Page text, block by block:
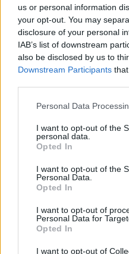
us or personal information
your opt-out. You may
disclosure of your personal
IAB’s list of downstream
also be disclosed by us to
Downstream Participants
Please note that this
not limited to your visit or
grant or deny consent to
use your data for below
consent section.
Personal Data
I want to opt-out of the
personal data.
Opted In
I want to opt-out of the
Personal Data.
Opted In
I want to opt-out of
Personal Data for
Opted In
I want to opt-out of